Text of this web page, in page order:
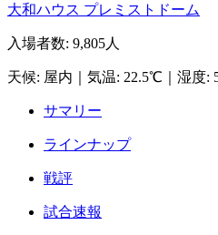
大和ハウス プレミストドーム
入場者数: 9,805人
天候: 屋内 気温: 22.5℃ 湿度:
サマリー
ラインナップ
戦評
試合速報